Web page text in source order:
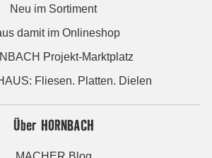
Neu im Sortiment
damit im Onlineshop
Projekt-Marktplatz
Fliesen. Platten. Dielen
Über HORNBACH